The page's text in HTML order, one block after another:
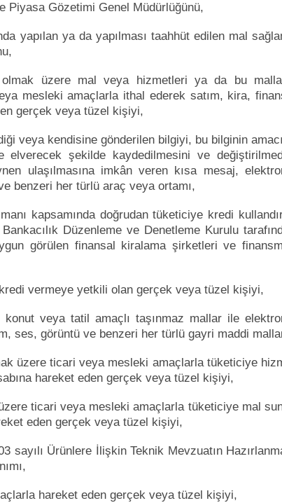
Piyasa Gözetimi Genel Müdürlüğünü,
yapılan ya da yapılması taahhüt edilen mal
üzere mal veya hizmetleri ya da bu
mesleki amaçlarla ithal ederek satım, kira,
gerçek veya tüzel kişiyi,
veya kendisine gönderilen bilgiyi, bu bilginin
şekilde kaydedilmesini ve
ulaşılmasına imkân veren kısa mesaj,
benzeri her türlü araç veya ortamı,
kapsamında doğrudan tüketiciye kredi
Düzenleme ve Denetleme Kurulu
görülen finansal kiralama şirketleri ve
vermeye yetkili olan gerçek veya tüzel kişiyi,
veya tatil amaçlı taşınmaz mallar ile
ses, görüntü ve benzeri her türlü gayri maddi
üzere ticari veya mesleki amaçlarla tüketiciye
hareket eden gerçek veya tüzel kişiyi,
ticari veya mesleki amaçlarla tüketiciye mal
eden gerçek veya tüzel kişiyi,
sayılı Ürünlere İlişkin Teknik Mevzuatın
hareket eden gerçek veya tüzel kişiyi,